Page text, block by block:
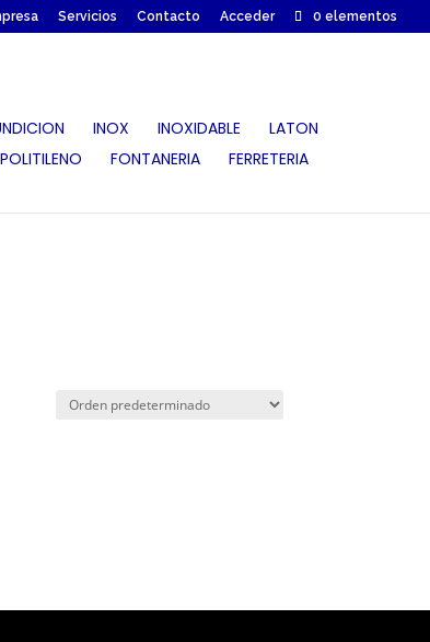
Servicios Contacto Acceder 0 elementos
INOX INOXIDABLE
LATON
FONTANERIA
FERRETERIA